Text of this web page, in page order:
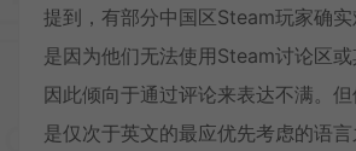
提到，有部分中国区Steam玩家确
是因为他们无法使用Steam讨论区或
因此倾向于通过评论来表达不满。
是仅次于英文的最应优先考虑的语